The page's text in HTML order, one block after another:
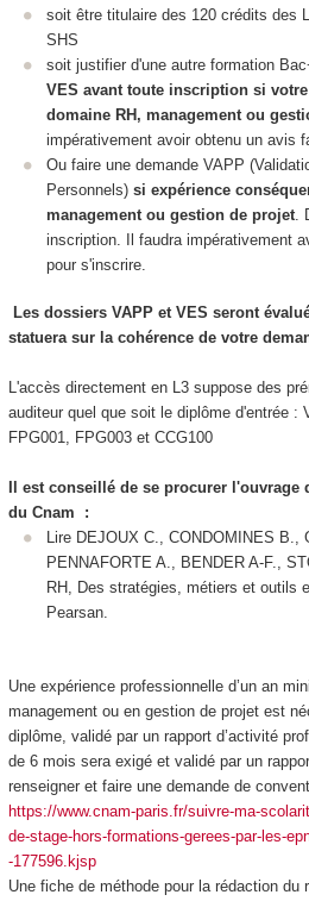
soit être titulaire des 120 crédits des
SHS
soit justifier d'une autre formation
VES avant toute inscription si
domaine RH, management ou
impérativement avoir obtenu un avis
Ou faire une demande VAPP
Personnels) si expérience
management ou gestion de projet
inscription. Il faudra impérativement
pour s'inscrire.
Les dossiers VAPPet VES seront
statuera sur la cohérence de votre
L'accès directement en L3 suppose des
auditeur quel que soit le diplôme d'entrée :
FPG001, FPG003 et CCG100
Il est conseillé de se procurer l'ouvrage
du Cnam :
Lire DEJOUX C., CONDOMINES B.,
PENNAFORTE A., BENDER A-F.,
RH, Des stratégies, métiers et outils
Pearsan.
Une expérience professionnelle d’un an
management ou en gestion de projet est
diplôme, validé par un rapport d’activité
de 6 mois sera exigé et validé par un
renseigner et faire une demande de
https://www.cnam-paris.fr/suivre-ma-
de-stage-hors-formations-gerees-par-les-
-177596.kjsp
Une fiche de méthode pour la rédaction du